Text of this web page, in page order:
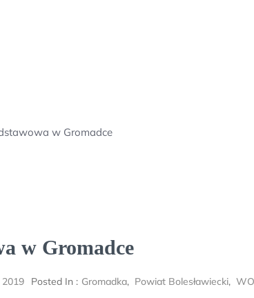
w Gromadce
w Gromadce
Posted In : Gromadka, Powiat Bolesławiecki,